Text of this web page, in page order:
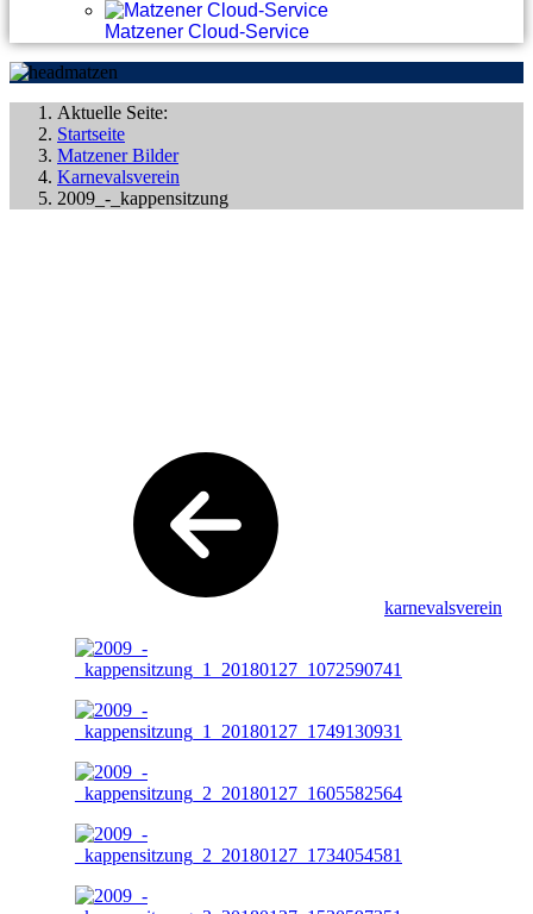
Matzener Cloud-Service
Aktuelle Seite:
Startseite
Matzener Bilder
Karnevalsverein
2009_-_kappensitzung
karnevalsverein